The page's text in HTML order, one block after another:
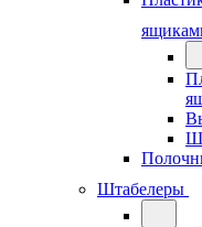
Штабелеры